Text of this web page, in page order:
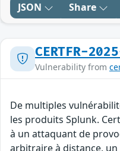
JSON Share
CERTFR-
Vulnerability from
De multiples
les produits Splunk.
à un attaquant de
arbitraire à distance,